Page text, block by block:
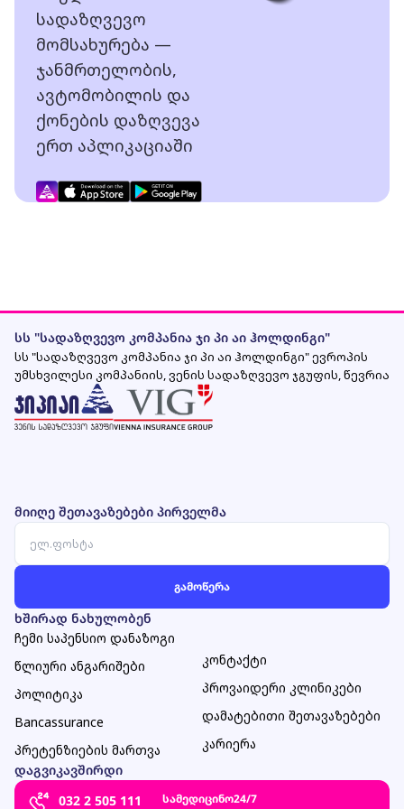
სადაზღვევო
მომსახურება —
ჯანმრთელობის,
ავტომობილის და
ქონების დაზღვევა
ერთ აპლიკაციაში
სს "სადაზღვევო კომპანია ჯი პი აი ჰოლდინგი"
სს "სადაზღვევო კომპანია ჯი პი აი ჰოლდინგი" ევროპის
უმსხვილესი კომპანიის, ვენის სადაზღვევო ჯგუფის, წევრია
მიიღე შეთავაზებები პირველმა
ხშირად ნახულობენ
ჩემი საპენსიო დანაზოგი
წლიური ანგარიშები
პოლიტიკა
Bancassurance
პრეტენზიების მართვა
კონტაქტი
პროვაიდერი კლინიკები
დამატებითი შეთავაზებები
კარიერა
დაგვიკავშირდი
032 2 505 111
სამედიცინო24/7